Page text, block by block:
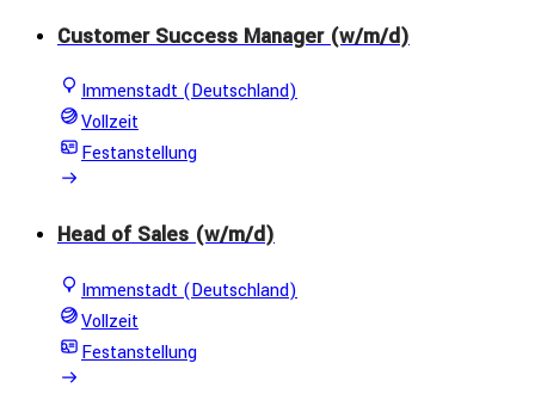
Customer Success Manager (w/m/d)
Immenstadt (Deutschland)
Vollzeit
Festanstellung
Head of Sales (w/m/d)
Immenstadt (Deutschland)
Vollzeit
Festanstellung